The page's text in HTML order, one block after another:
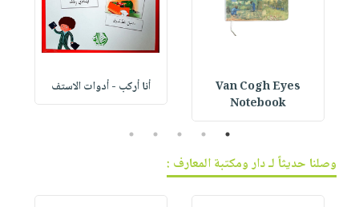
Van Cogh Eyes
Notebook
أنا أركب - أدوات الاستف
1
2
3
4
5
وصلنا حديثاً لـ دار ومكتبة المعارف :